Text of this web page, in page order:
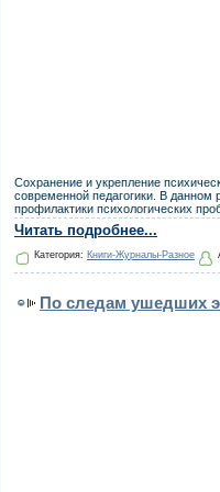
Сохранение и укрепление
современной педагогики. В данном
профилактики психологических
Читать подробнее...
Категория: Книги-Журналы-Разное
По следам ушедших